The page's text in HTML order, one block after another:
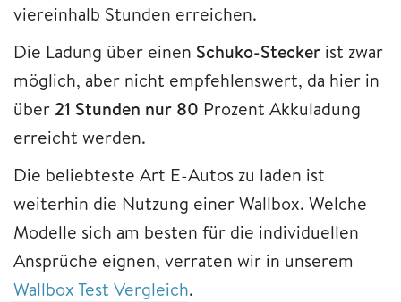
viereinhalb Stunden erreichen.
Die Ladung über einen Schuko-Stecker ist zwar
möglich, aber nicht empfehlenswert, da hier in
über 21 Stunden nur 80 Prozent Akkuladung
erreicht werden.
Die beliebteste Art E-Autos zu laden ist
weiterhin die Nutzung einer Wallbox. Welche
Modelle sich am besten für die individuellen
Ansprüche eignen, verraten wir in unserem
Wallbox Test Vergleich.